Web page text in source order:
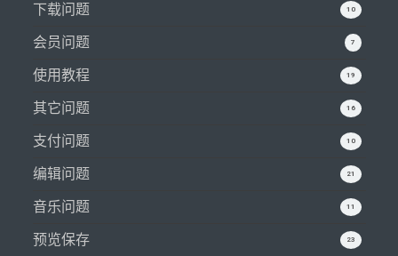
10
下载问题
7
会员问题
19
使用教程
16
其它问题
10
支付问题
21
编辑问题
11
音乐问题
23
预览保存